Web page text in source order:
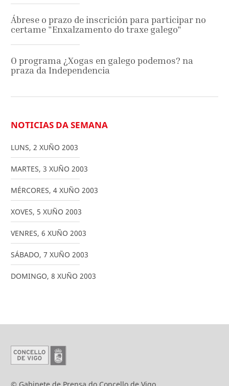
Ábrese o prazo de inscrición para participar no
certame "Enxalzamento do traxe galego"
O programa ¿Xogas en galego podemos? na
praza da Independencia
NOTICIAS DA SEMANA
LUNS, 2 XUÑO 2003
MARTES, 3 XUÑO 2003
MÉRCORES, 4 XUÑO 2003
XOVES, 5 XUÑO 2003
VENRES, 6 XUÑO 2003
SÁBADO, 7 XUÑO 2003
DOMINGO, 8 XUÑO 2003
© Gabinete de Prensa do Concello de Vigo